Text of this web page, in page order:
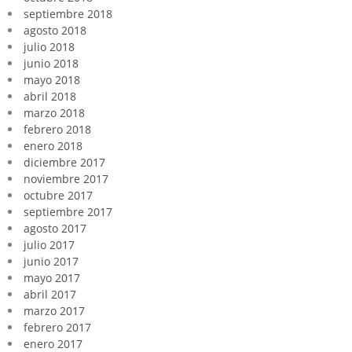
septiembre 2018
agosto 2018
julio 2018
junio 2018
mayo 2018
abril 2018
marzo 2018
febrero 2018
enero 2018
diciembre 2017
noviembre 2017
octubre 2017
septiembre 2017
agosto 2017
julio 2017
junio 2017
mayo 2017
abril 2017
marzo 2017
febrero 2017
enero 2017